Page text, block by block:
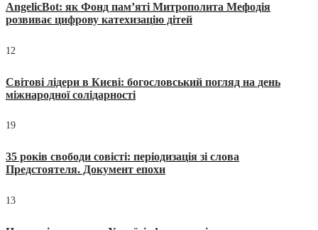
AngelicBot: як Фонд пам’яті Митрополита Мефодія
розвиває цифрову катехизацію дітей
12
Світові лідери в Києві: богословський погляд на день
міжнародної солідарності
19
35 років свободи совісті: періодизація зі слова
Предстоятеля. Документ епохи
13